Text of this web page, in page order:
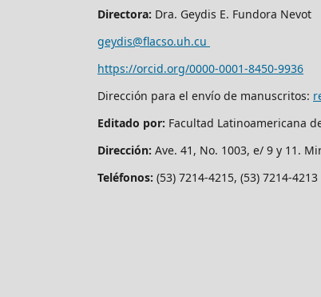
Directora: Dra. Geydis E. Fundora Nevot
geydis@flacso.uh.cu
https://orcid.org/0000-0001-8450-9936
Dirección para el envío de manuscritos:
Editado por: Facultad Latinoamericana
Dirección: Ave. 41, No. 1003, e/ 9 y 11.
Teléfonos: (53) 7214-4215, (53) 7214-4213